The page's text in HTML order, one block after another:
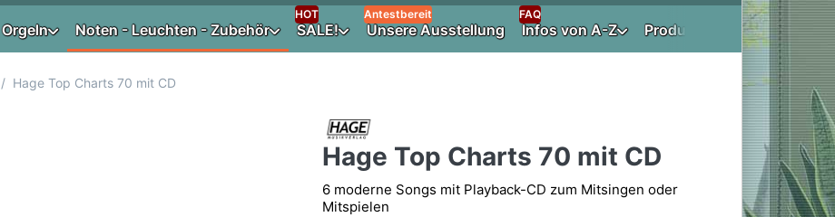
Orgeln Noten - Leuchten - Zubehör SALE!
HOT
Unsere Ausstellung
Antestbereit
Infos von A-Z
FAQ
Produktberater
Hage Top Charts 70 mit CD
Hage Top Charts 70 mit CD
6 moderne Songs mit Playback-CD zum Mitsingen oder
Mitspielen